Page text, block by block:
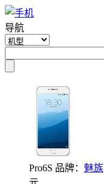
导航
Pro6S 品牌： 魅族